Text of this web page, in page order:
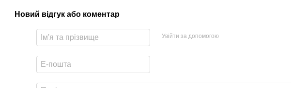
Новий відгук або коментар
Увійти за допомогою